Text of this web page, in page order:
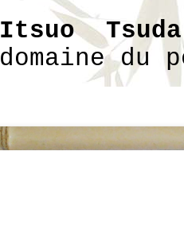
Itsuo Tsuda
domaine du